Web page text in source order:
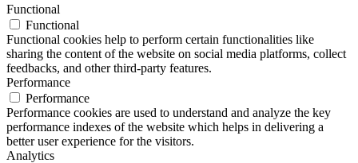
Functional
Functional
Functional cookies help to perform certain functionalities like
sharing the content of the website on social media platforms, collect
feedbacks, and other third-party features.
Performance
Performance
Performance cookies are used to understand and analyze the key
performance indexes of the website which helps in delivering a
better user experience for the visitors.
Analytics